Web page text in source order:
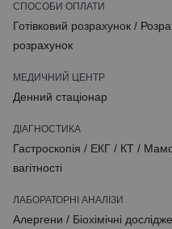
СПОСОБИ ОПЛАТИ
Готівковий розрахунок /
розрахунок
МЕДИЧНИЙ ЦЕНТР
Денний стаціонар
ДІАГНОСТИКА
Гастроскопія / ЕКГ / КТ /
вагітності
ЛАБОРАТОРНІ АНАЛІЗИ
Алергени / Біохімічні